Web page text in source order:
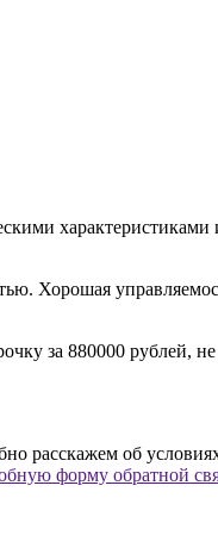
характеристиками
Хорошая
за 880000 рублей,
расскажем об
форму обратной